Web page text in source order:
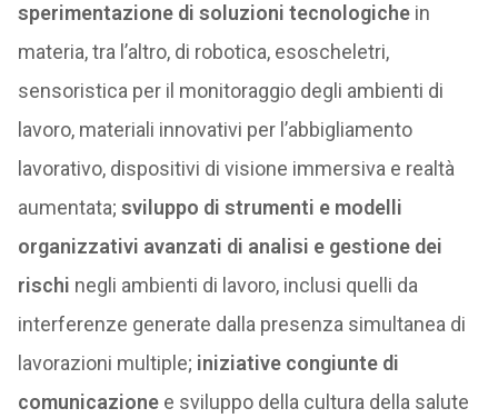
sperimentazione di soluzioni tecnologichein
materia, tra l’altro, di robotica, esoscheletri,
sensoristica per il monitoraggio degli ambienti di
lavoro, materiali innovativi per l’abbigliamento
lavorativo, dispositivi di visione immersiva e realtà
aumentata; sviluppo di strumenti e modelli
organizzativi avanzati di analisi e gestione dei
rischi negli ambienti di lavoro, inclusi quelli da
interferenze generate dalla presenza simultanea di
lavorazioni multiple; iniziative congiunte di
comunicazione e sviluppo della cultura della salute